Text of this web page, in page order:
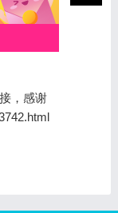
，感谢